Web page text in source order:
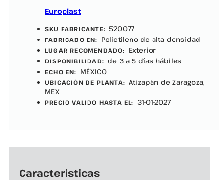
Europlast
SKU FABRICANTE: 520077
FABRICADO EN: Polietileno de alta densidad
LUGAR RECOMENDADO: Exterior
DISPONIBILIDAD: de 3 a 5 días hábiles
ECHO EN: MÉXICO
UBICACIÓN DE PLANTA: Atizapán de Zaragoza,
MEX
PRECIO VALIDO HASTA EL: 31-01-2027
Caracteristicas